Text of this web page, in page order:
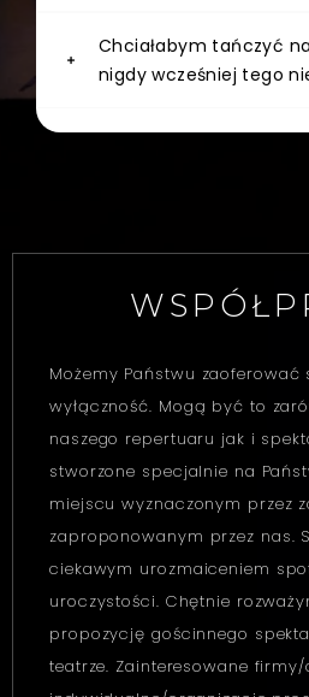
Chciałabym tańczyć
nigdy wcześniej tego
Możemy Państwu zaoferować
wyłączność. Mogą być to
naszego repertuaru jak i
stworzone specjalnie na
miejscu wyznaczonym przez
zaproponowanym przez nas.
ciekawym urozmaiceniem
uroczystości. Chętnie
propozycję gościnnego
teatrze. Zainteresowane